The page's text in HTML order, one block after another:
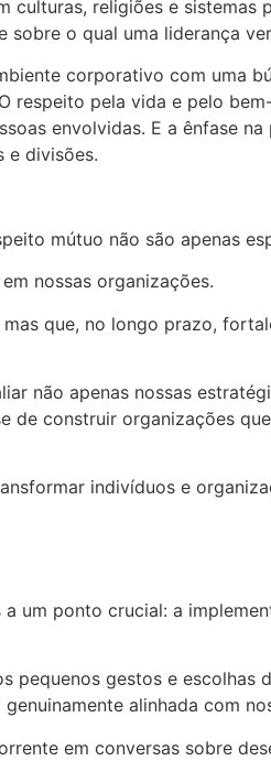
religiões e
o qual uma liderança
corporativo com uma
respeito pela vida e pelo
envolvidas. E a ênfase
e divisões.
mútuo não são apenas
nossas organizações.
que, no longo prazo,
não apenas nossas
construir organizações
indivíduos e
a um ponto crucial: a
pequenos gestos e
alinhada com
em conversas sobre